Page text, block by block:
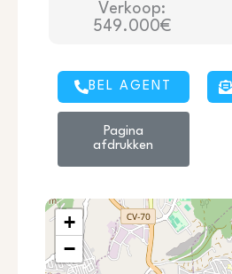
Verkoop:
549.000€
BEL AGENT
Pagina
afdrukken
+
−